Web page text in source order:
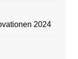
2024